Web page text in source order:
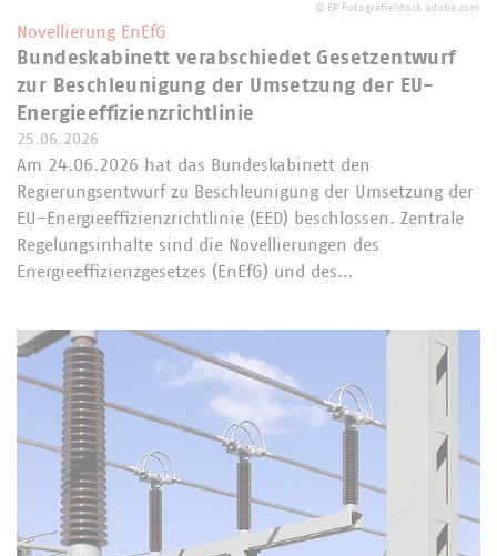
© EP Fotografie/stock.adobe.com
Novellierung EnEfG
Bundeskabinett verabschiedet Gesetzentwurf
zur Beschleunigung der Umsetzung der EU-
Energieeffizienzrichtlinie
25.06.2026
Am 24.06.2026 hat das Bundeskabinett den
Regierungsentwurf zu Beschleunigung der Umsetzung der
EU-Energieeffizienzrichtlinie (EED) beschlossen. Zentrale
Regelungsinhalte sind die Novellierungen des
Energieeffizienzgesetzes (EnEfG) und des…